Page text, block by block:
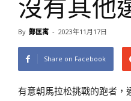
沒有其他
By 鄭匡寓 - 2023年11月17日
Share on Facebook
有意朝馬拉松挑戰的跑者，